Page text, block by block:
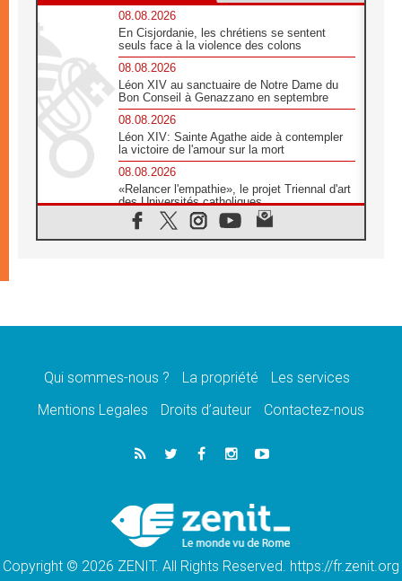
08.08.2026
En Cisjordanie, les chrétiens se sentent
seuls face à la violence des colons
08.08.2026
Léon XIV au sanctuaire de Notre Dame du
Bon Conseil à Genazzano en septembre
08.08.2026
Léon XIV: Sainte Agathe aide à contempler
la victoire de l'amour sur la mort
08.08.2026
«Relancer l'empathie», le projet Triennal d'art
des Universités catholiques
08.08.2026
Signis 2026, donner la parole aux religieuses
07.08.2026
07.08.2026
de l'Assomption et mémoire nationale
«La paix commence par l'empathie» estime
le cardinal Parolin
En Colombie, «la paix ne s'achète pas avec
une signature»
Qui sommes-nous ? La propriété
Les services
Mentions Legales
Droits d’auteur Contactez-nous
Copyright © 2026 ZENIT. All Rights Reserved. https://fr.zenit.org